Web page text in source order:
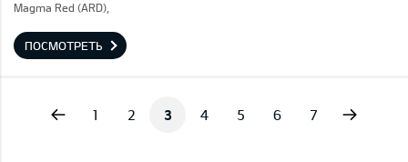
Magma Red (ARD),
ПОСМОТРЕТЬ
1 2 3 4 5 6 7